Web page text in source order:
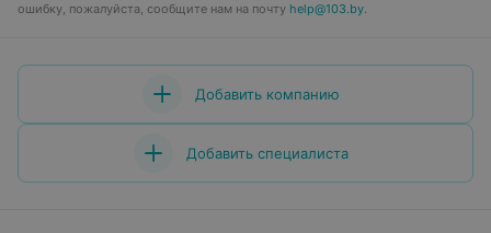
ошибку, пожалуйста, сообщите нам на почту help@103.by.
Добавить компанию
Добавить специалиста